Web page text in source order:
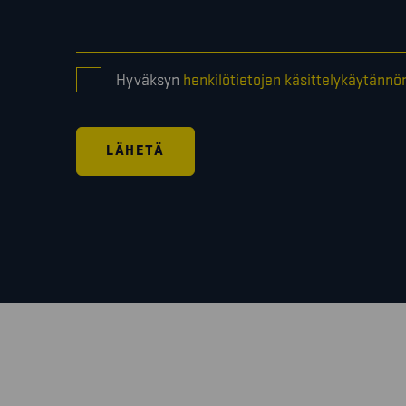
CONSENT
*
Hyväksyn henkilötietojen